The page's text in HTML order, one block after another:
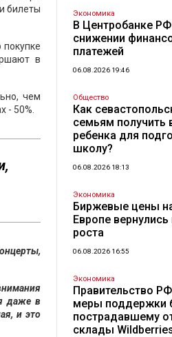
билеты
в
чем
- 50%.
даже в
и это
Экономика
В Центробанке
снижении
платежей
06.08.2026 19:46
Общество
Как
семьям получить
ребенка для
школу?
06.08.2026 18:13
Экономика
Биржевые цены
Европе
роста
06.08.2026 16:55
Экономика
Правительство
меры поддержки
пострадавшему
склады